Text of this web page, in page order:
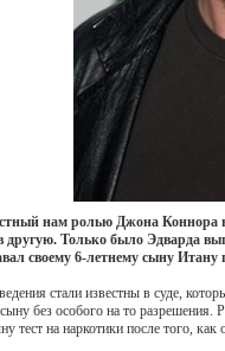
нам ролью Джона
другую. Только было Эдварда
своему 6-летнему сыну Итану
стали известны в суде,
без особого на то
тест на наркотики после того,